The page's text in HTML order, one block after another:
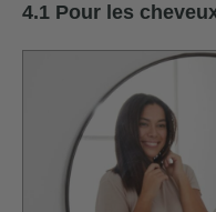
4.1 Pour les